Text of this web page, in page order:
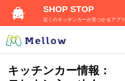
キッチンカー情報：
SHOP STOP
近くのキッチンカーが見つかるアプリ